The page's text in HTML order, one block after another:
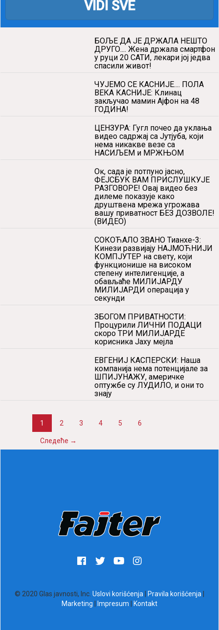
NA KUHINJA: ‘OBROK ZA PORODICU’ od Novo
VIDI SVE
БОЉЕ ДА ЈЕ ДРЖАЛА НЕШТО
ДРУГО.... Жена држала смартфон
у руци 20 САТИ, лекари јој једва
спасили живот!
ВЕКА КАСНИЈЕ: Клинац
закључао мамин Ајфон на 48
ГОДИНА!
ЦЕНЗУРА: Гугл почео да уклања
видео садржај са Јутјуба, који
нема никакве везе са
НАСИЉЕМ и МРЖЊОМ
Ок, сада је потпуно јасно,
ФЕЈСБУК ВАМ ПРИСЛУШКУЈЕ
РАЗГОВОРЕ! Овај видео без
дилеме показује како
друштвена мрежа угрожава
вашу приватност БЕЗ ДОЗВОЛЕ!
(ВИДЕО)
СОКОЋАЛО ЗВАНО Тианхе-3:
Кинези развијају НАЈМОЋНИЈИ
КОМПЈУТЕР на свету, који
функционише на високом
степену интелигенције, а
обављаће МИЛИЈАРДУ
МИЛИЈАРДИ операција у
секунди
ЗБОГОМ ПРИВАТНОСТИ:
Процурили ЛИЧНИ ПОДАЦИ
ШПИЈУНАЖУ, америчке
Следеће →